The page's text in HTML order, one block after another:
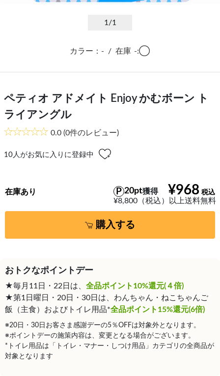
1/1
カラー：- / 在庫 -:◯
ペティオ アドメイト Enjoy かむボーン ト
ライアングル
0.0 (0件のレビュー)
10 人がお気に入りに登録中
¥968
20pt獲得
¥8,800（税込）以上送料無料
在庫あり
購入する
おトクなポイントデー
★毎月11日・22日は、 全品ポイント10%還元(４倍)
★第1日曜日・20日・30日は、わんちゃん・ねこちゃんご
飯（主食）およびトイレ用品*全品ポイント15%還元(6倍)
※20日・30日お客さま感謝デーの5％OFFは対象外となります。
※ポイントデーの施策内容は、変更となる場合がございます。
*トイレ用品は「トイレ・マナー・しつけ用品」カテゴリの全商品が
対象となります